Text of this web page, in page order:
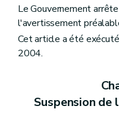
Le Gouvernement
l'avertissement
Cet article a été
2004.
Suspension